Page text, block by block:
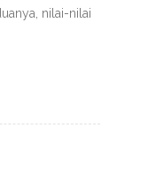
nilai-nilai